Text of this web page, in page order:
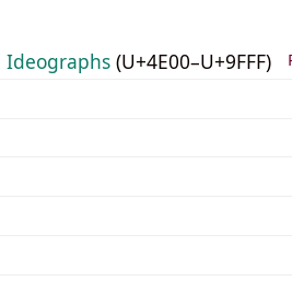
Ideographs (U+4E00–U+9FFF)